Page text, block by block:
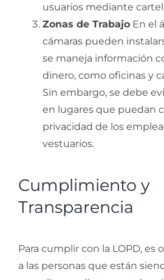
usuarios mediante
Zonas de TrabajoEn el
cámaras pueden
se maneja información
dinero, como oficinas y
Sin embargo, se debe
en lugares que puedan
privacidad de los
vestuarios.
Cumplimiento y
Transparencia
Para cumplir con la LOPD, es
a las personas que están